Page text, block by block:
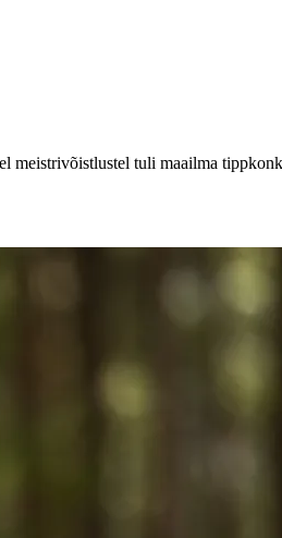
meistrivõistlustel tuli maailma